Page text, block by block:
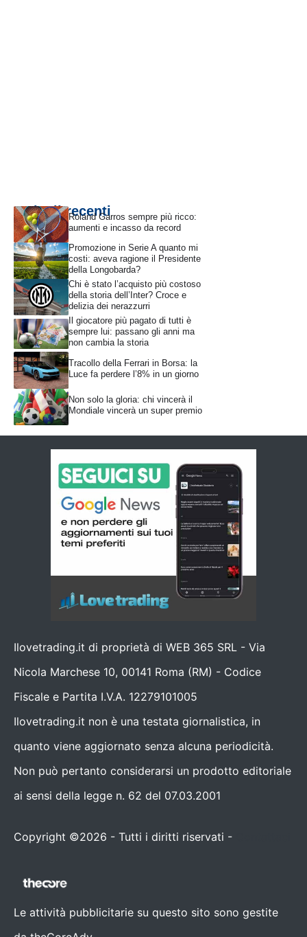
Articoli recentiRoland Garros sempre più ricco:
aumenti e incasso da record
Promozione in Serie A quanto mi
costi: aveva ragione il Presidente
della Longobarda?
Chi è stato l’acquisto più costoso
della storia dell’Inter? Croce e
delizia dei nerazzurri
Il giocatore più pagato di tutti è
sempre lui: passano gli anni ma
non cambia la storia
Tracollo della Ferrari in Borsa: la
Luce fa perdere l’8% in un giorno
Non solo la gloria: chi vincerà il
Mondiale vincerà un super premio
Ilovetrading.it di proprietà di WEB 365 SRL - Via
Nicola Marchese 10, 00141 Roma (RM) - Codice
Fiscale e Partita I.V.A. 12279101005
Ilovetrading.it non è una testata giornalistica, in
quanto viene aggiornato senza alcuna periodicità.
Non può pertanto considerarsi un prodotto editoriale
ai sensi della legge n. 62 del 07.03.2001
Copyright ©2026 - Tutti i diritti riservati -
Le attività pubblicitarie su questo sito sono gestite